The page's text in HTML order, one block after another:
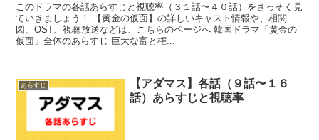
このドラマの各話あらすじと視聴率（３１話〜４０話）をさっそく見
ていきましょう！ 【黄金の仮面】の詳しいキャスト情報や、相関
図、OST、視聴放送などは、こちらのページへ 韓国ドラマ「黄金の
仮面」全体のあらすじ 巨大な富と権...
あらすじ
【アダマス】各話（９話〜１６
話）あらすじと視聴率